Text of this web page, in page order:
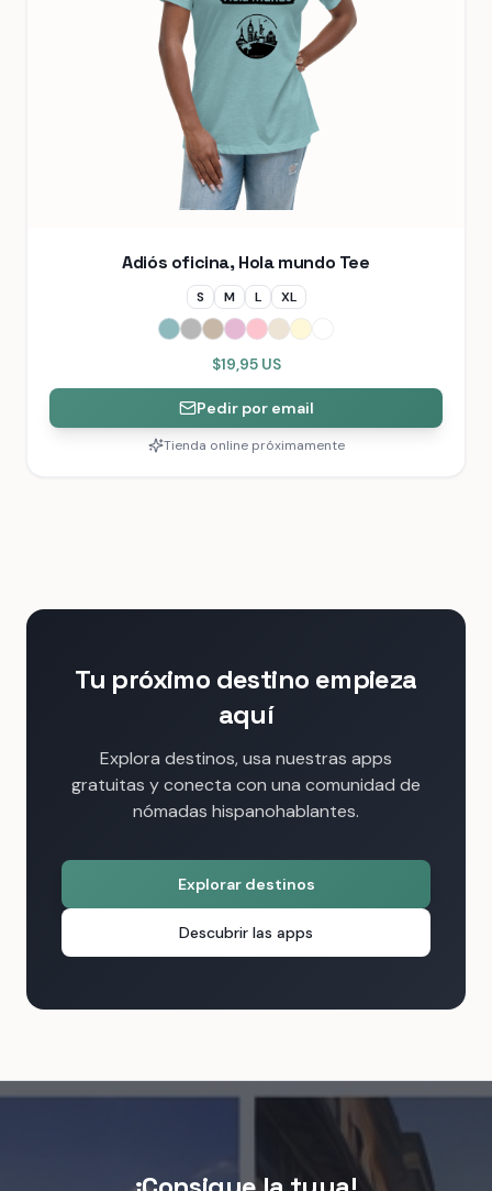
Adiós oficina, Hola mundo Tee
S M L XL
$19,95 US
Pedir por email
Tienda online próximamente
Tu próximo destino empieza
aquí
Explora destinos, usa nuestras apps
gratuitas y conecta con una comunidad de
nómadas hispanohablantes.
Explorar destinos
Descubrir las apps